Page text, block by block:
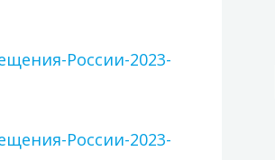
России-2023-
России-2023-